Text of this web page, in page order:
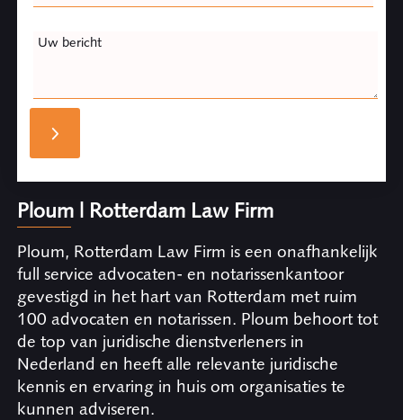
Uw bericht
Ploum | Rotterdam Law Firm
Ploum, Rotterdam Law Firm is een onafhankelijk
full service advocaten- en notarissenkantoor
gevestigd in het hart van Rotterdam met ruim
100 advocaten en notarissen. Ploum behoort tot
de top van juridische dienstverleners in
Nederland en heeft alle relevante juridische
kennis en ervaring in huis om organisaties te
kunnen adviseren.